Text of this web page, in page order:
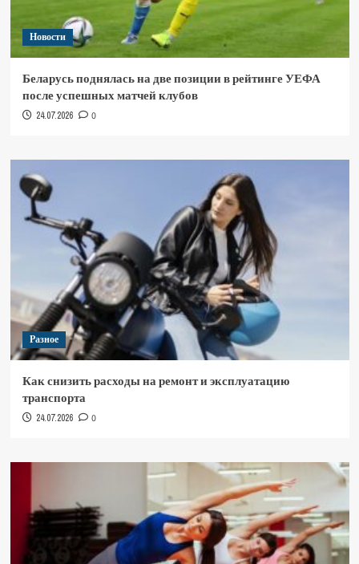
Новости
Беларусь поднялась на две позиции в рейтинге УЕФА
после успешных матчей клубов
24.07.2026 0
Разное
Как снизить расходы на ремонт и эксплуатацию
транспорта
24.07.2026 0